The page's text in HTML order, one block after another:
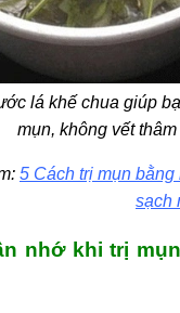
lá khế chua giúp
mụn, không vết thâm
5 Cách trị mụn bằng
sạch
nhớ khi trị